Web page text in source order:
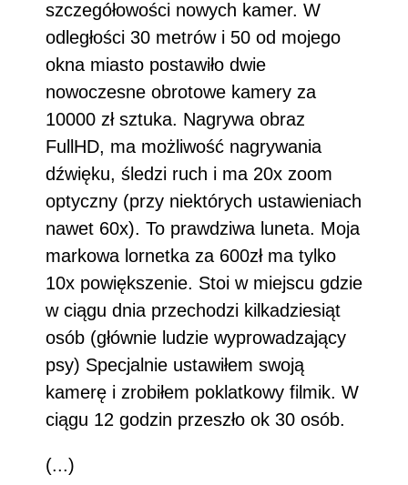
szczegółowości nowych kamer. W
odległości 30 metrów i 50 od mojego
okna miasto postawiło dwie
nowoczesne obrotowe kamery za
10000 zł sztuka. Nagrywa obraz
FullHD, ma możliwość nagrywania
dźwięku, śledzi ruch i ma 20x zoom
optyczny (przy niektórych ustawieniach
nawet 60x). To prawdziwa luneta. Moja
markowa lornetka za 600zł ma tylko
10x powiększenie. Stoi w miejscu gdzie
w ciągu dnia przechodzi kilkadziesiąt
osób (głównie ludzie wyprowadzający
psy) Specjalnie ustawiłem swoją
kamerę i zrobiłem poklatkowy filmik. W
ciągu 12 godzin przeszło ok 30 osób.
(...)